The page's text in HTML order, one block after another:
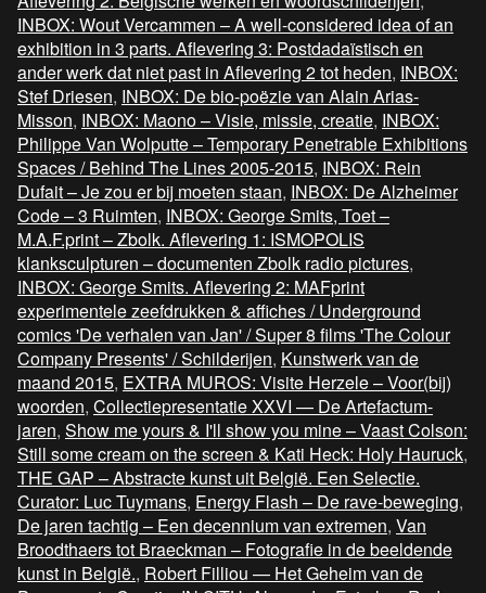
INBOX: Wout Vercammen – A well-considered idea of an
exhibition in 3 parts. Aflevering 3: Postdadaïstisch en
ander werk dat niet past in Aflevering 2 tot heden, INBOX:
Stef Driesen, INBOX: De bio-poëzie van Alain Arias-
Misson, INBOX: Maono – Visie, missie, creatie, INBOX:
Philippe Van Wolputte – Temporary Penetrable Exhibitions
Spaces / Behind The Lines 2005-2015, INBOX: Rein
Dufait – Je zou er bij moeten staan, INBOX: De Alzheimer
Code – 3 Ruimten, INBOX: George Smits, Toet –
M.A.F.print – Zbolk. Aflevering 1: ISMOPOLIS
klanksculpturen – documenten Zbolk radio pictures,
INBOX: George Smits. Aflevering 2: MAFprint
experimentele zeefdrukken & affiches / Underground
comics 'De verhalen van Jan' / Super 8 films 'The Colour
Company Presents' / Schilderijen, Kunstwerk van de
maand 2015, EXTRA MUROS: Visite Herzele – Voor(bij)
woorden, Collectiepresentatie XXVI — De Artefactum-
jaren, Show me yours & I'll show you mine – Vaast Colson:
Still some cream on the screen & Kati Heck: Holy Hauruck,
THE GAP – Abstracte kunst uit België. Een Selectie.
Curator: Luc Tuymans, Energy Flash – De rave-beweging,
De jaren tachtig – Een decennium van extremen, Van
Broodthaers tot Braeckman – Fotografie in de beeldende
kunst in België., Robert Filliou — Het Geheim van de